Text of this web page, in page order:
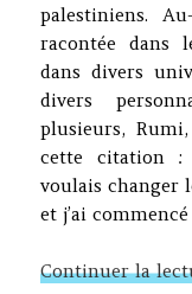
palestiniens.
racontée dans
dans divers
divers
plusieurs,
cette citation :
voulais changer
et j’ai
Continuer la